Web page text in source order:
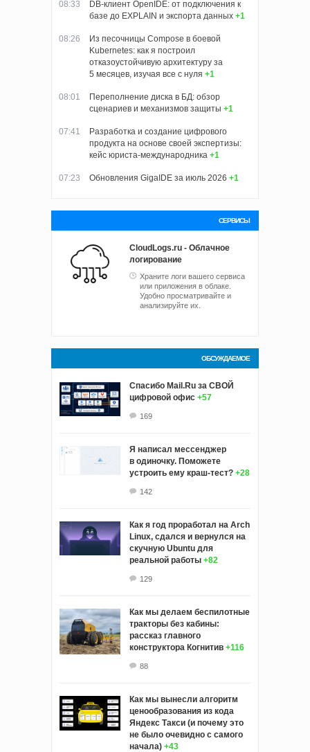
08:33
DB-клиент OpenIDE: от подключения к
базе до EXPLAIN и экспорта данных +1
08:26
Из песочницы Compose в боевой
Kubernetes: как я построил
отказоустойчивую архитектуру за
5 месяцев, изучая все с нуля +1
08:01
Переполнение диска в БД: обзор
сценариев и механизмов защиты +1
07:41
Разработка и создание цифрового
продукта на основе своей экспертизы:
кейс юриста-международника +1
07:23 Обновления GigaIDE за июль 2026 +1
СЕРВИСЫ
CloudLogs.ru - Облачное
логирование
Храните логи вашего сервиса
или приложения в облаке.
Удобно просматривайте и
анализируйте их.
ОБСУЖДАЕМОЕ
Спасибо Mail.Ru за СВОЙ
цифровой офис +57
169
Я написал мессенджер
в одиночку. Поможете
устроить ему краш‑тест? +28
142
Как я год проработал на Arch
Linux, сдался и вернулся на
скучную Ubuntu для
реальной работы +82
129
Как мы делаем беспилотные
тракторы без кабины:
рассказ главного
конструктора Когнитив +116
88
Как мы вынесли алгоритм
ценообразования из кода
Яндекс Такси (и почему это
не было очевидно с самого
начала) +43